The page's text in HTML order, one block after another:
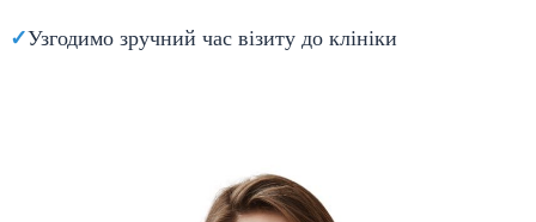
✓Узгодимо зручний час візиту до клініки